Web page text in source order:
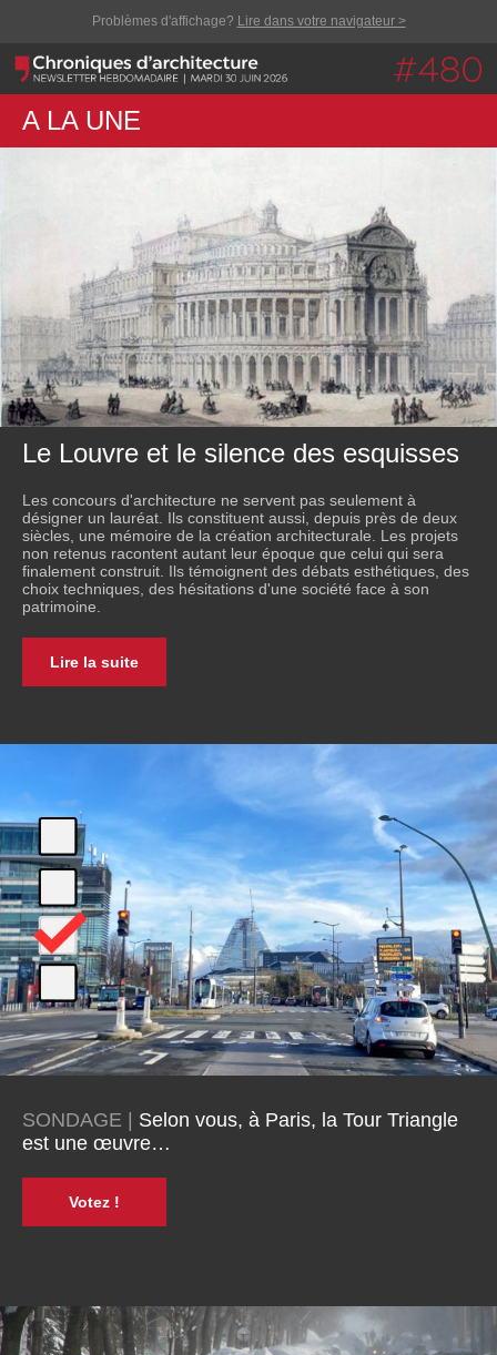
Problèmes d'affichage? Lire dans votre navigateur >
A LA UNE
Le Louvre et le silence des esquisses
Les concours d'architecture ne servent pas seulement à
désigner un lauréat. Ils constituent aussi, depuis près de deux
siècles, une mémoire de la création architecturale. Les projets
non retenus racontent autant leur époque que celui qui sera
finalement construit. Ils témoignent des débats esthétiques, des
choix techniques, des hésitations d'une société face à son
patrimoine.
Lire la suite
SONDAGE |
Selon vous, à Paris, la Tour Triangle
est une œuvre…
Votez !